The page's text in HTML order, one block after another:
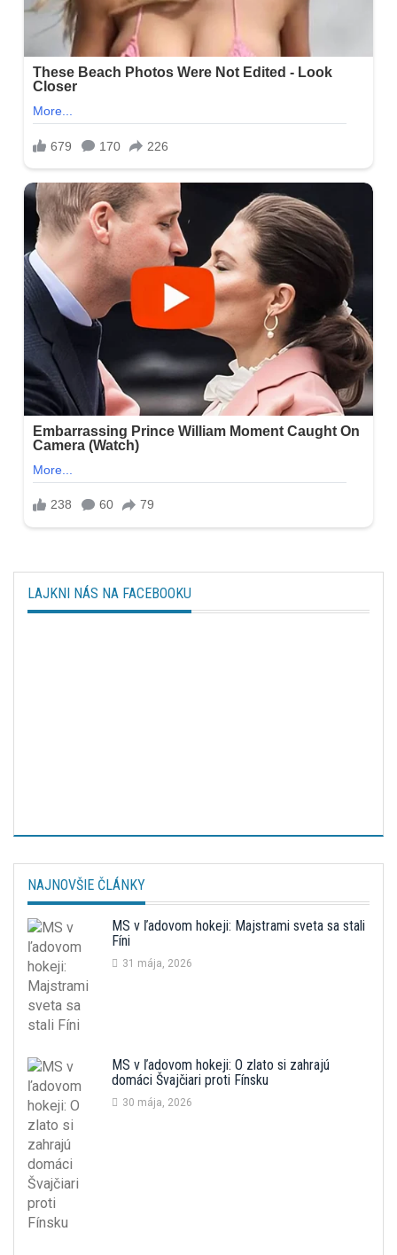
LAJKNI NÁS NA FACEBOOKU
NAJNOVŠIE ČLÁNKY
MS v ľadovom hokeji: Majstrami sveta sa stali
Fíni
31 mája, 2026
MS v ľadovom hokeji: O zlato si zahrajú
domáci Švajčiari proti Fínsku
30 mája, 2026